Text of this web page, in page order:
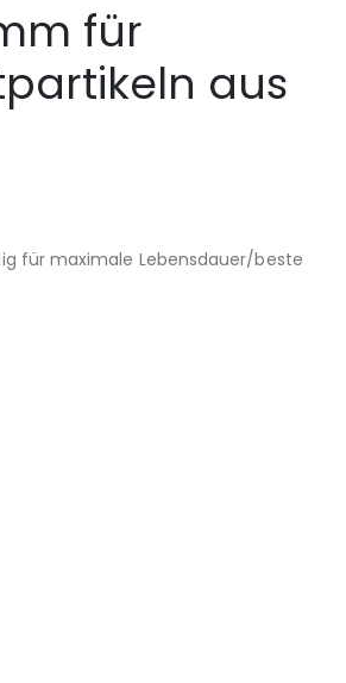
für
aus
für maximale Lebensdauer/beste